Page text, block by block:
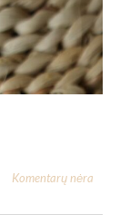
Komentarų nėra